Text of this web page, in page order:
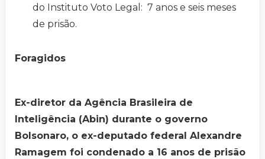
do Instituto Voto Legal: 7 anos e seis meses
de prisão.
Foragidos
Ex-diretor da Agência Brasileira de
Inteligência (Abin) durante o governo
Bolsonaro, o ex-deputado federal Alexandre
Ramagem foi condenado a 16 anos de prisão